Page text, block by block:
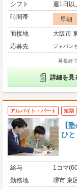
シフト
週1日以
時間帯
早朝
面接地
大阪市
応募先
ジャパン
募集終
詳細を見
アルバイト・パート 短期
【
ひ
給与
1コマ
勤務地
堺市 東